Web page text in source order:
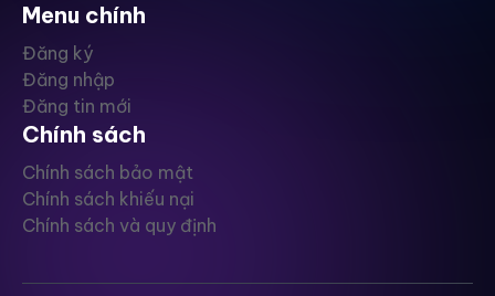
Menu chính
Đăng ký
Đăng nhập
Đăng tin mới
Chính sách
Chính sách bảo mật
Chính sách khiếu nại
Chính sách và quy định